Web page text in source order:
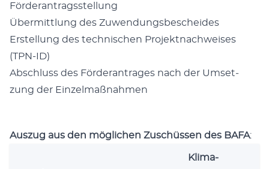
För­der­an­trags­stel­lung
Über­mitt­lung des Zuwendungsbescheides
Erstel­lung des tech­ni­schen Pro­jekt­nach­wei­ses
(TPN-ID)
Abschluss des För­der­an­tra­ges nach der Umset­
zung der Einzelmaßnahmen
Aus­zug aus den mög­li­chen Zuschüs­sen des BAFA:
Kli­ma­